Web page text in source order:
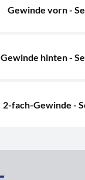
Gewinde vorn -
Gewinde hinten -
2-fach-Gewinde -